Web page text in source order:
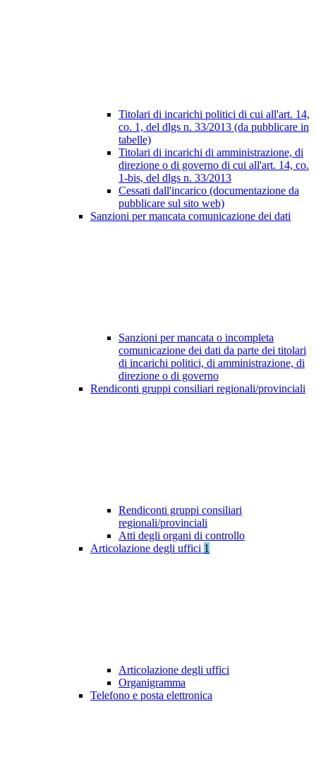
Titolari di incarichi politici di cui all'art. 14,
co. 1, del dlgs n. 33/2013 (da pubblicare in
tabelle)
Titolari di incarichi di amministrazione, di
direzione o di governo di cui all'art. 14, co.
1-bis, del dlgs n. 33/2013
Cessati dall'incarico (documentazione da
pubblicare sul sito web)
Sanzioni per mancata comunicazione dei dati
Sanzioni per mancata o incompleta
comunicazione dei dati da parte dei titolari
di incarichi politici, di amministrazione, di
direzione o di governo
Rendiconti gruppi consiliari regionali/provinciali
Rendiconti gruppi consiliari
regionali/provinciali
Atti degli organi di controllo
Articolazione degli uffici 1
Articolazione degli uffici
Organigramma
Telefono e posta elettronica